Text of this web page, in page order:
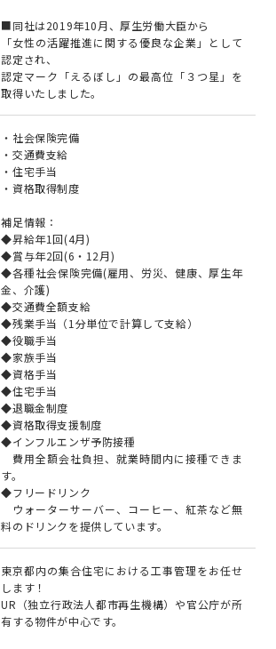
■同社は2019年10月、厚生労働大臣から
「女性の活躍推進に関する優良な企業」として
認定され、
認定マーク「えるぼし」の最高位「３つ星」を
取得いたしました。
・社会保険完備
・交通費支給
・住宅手当
・資格取得制度
補足情報：
◆昇給年1回(4月)
◆賞与年2回(6・12月)
◆各種社会保険完備(雇用、労災、健康、厚生年
金、介護)
◆交通費全額支給
◆残業手当（1分単位で計算して支給）
◆役職手当
◆家族手当
◆資格手当
◆住宅手当
◆退職金制度
◆資格取得支援制度
◆インフルエンザ予防接種
費用全額会社負担、就業時間内に接種できま
す。
◆フリードリンク
ウォーターサーバー、コーヒー、紅茶など無
料のドリンクを提供しています。
東京都内の集合住宅における工事管理をお任せ
します！
UR（独立行政法人都市再生機構）や官公庁が所
有する物件が中心です。